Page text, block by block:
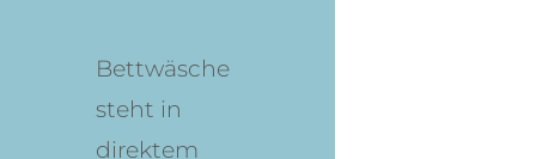
Bettwäsche
steht in
direktem